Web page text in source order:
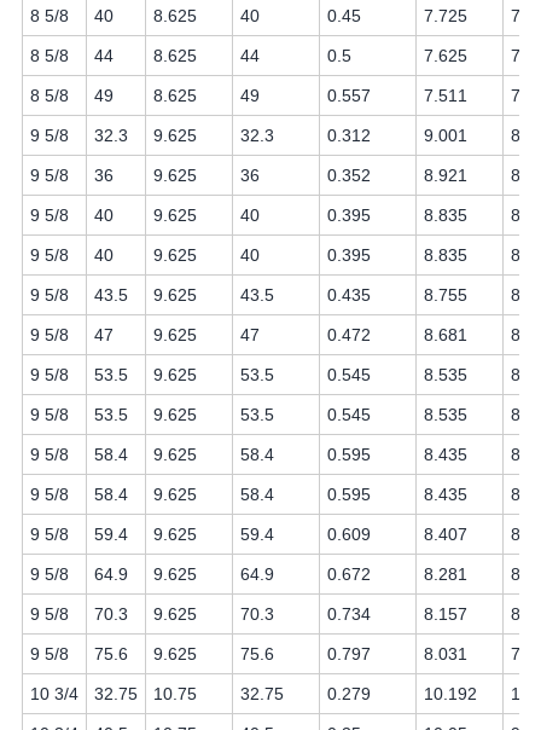
8 5/8 40 8.625 40 0.45 7.725 7.6
8 5/8 44 8.625 44 0.5 7.625 7.5
8 5/8 49 8.625 49 0.557 7.511
9 5/8 32.3 9.625 32.3 0.312 9.001
9 5/8 36 9.625 36 0.352 8.921
9 5/8 40 9.625 40 0.395 8.835
9 5/8 40 9.625 40 0.395 8.835
9 5/8 43.5 9.625 43.5 0.435 8.755
9 5/8 47 9.625 47 0.472 8.681
9 5/8 53.5 9.625 53.5 0.545 8.535 8.5
9 5/8 53.5 9.625 53.5 0.545 8.535
9 5/8 58.4 9.625 58.4 0.595 8.435
9 5/8 58.4 9.625 58.4 0.595 8.435
9 5/8 59.4 9.625 59.4 0.609 8.407
9 5/8 64.9 9.625 64.9 0.672 8.281
9 5/8 70.3 9.625 70.3 0.734 8.157
9 5/8 75.6 9.625 75.6 0.797 8.031
10 3/4 32.75 10.75 32.75 0.279 10.192